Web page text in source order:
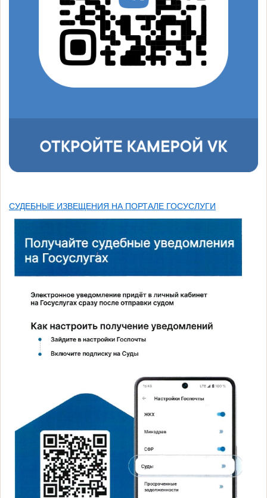
СУДЕБНЫЕ ИЗВЕЩЕНИЯ НА ПОРТАЛЕ ГОСУСЛУГИ